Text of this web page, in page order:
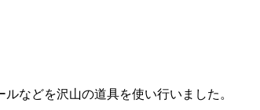
などを沢山の道具を使い行いました。